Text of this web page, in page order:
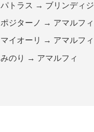
パトラス → ブリンディジ
ポジターノ → アマルフィ
マイオーリ → アマルフィ
みのり → アマルフィ